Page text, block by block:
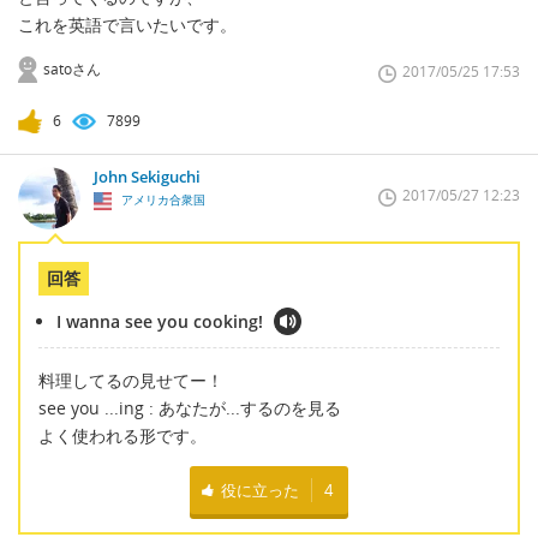
これを英語で言いたいです。
satoさん 2017/05/25 17:53
6 7899
John Sekiguchi
アメリカ合衆国 2017/05/27 12:23
回答
I wanna see you cooking!
料理してるの見せてー！
see you ...ing : あなたが...するのを見る
よく使われる形です。
役に立った 4